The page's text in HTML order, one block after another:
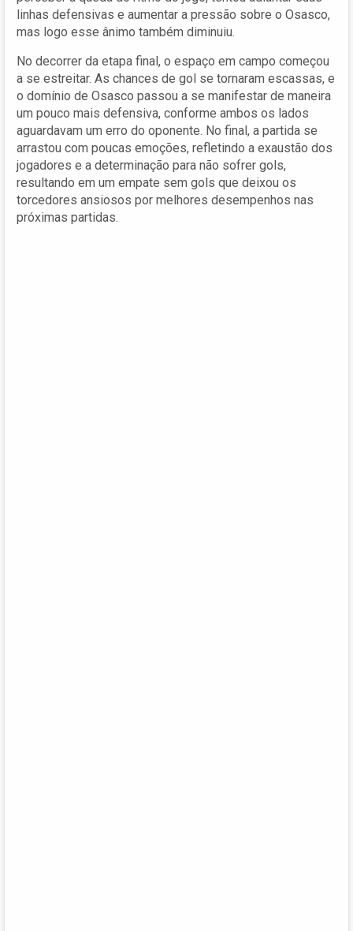
linhas defensivas e aumentar a pressão sobre o Osasco,
mas logo esse ânimo também diminuiu.
No decorrer da etapa final, o espaço em campo começou
a se estreitar. As chances de gol se tornaram escassas, e
o domínio de Osasco passou a se manifestar de maneira
um pouco mais defensiva, conforme ambos os lados
aguardavam um erro do oponente. No final, a partida se
arrastou com poucas emoções, refletindo a exaustão dos
jogadores e a determinação para não sofrer gols,
resultando em um empate sem gols que deixou os
torcedores ansiosos por melhores desempenhos nas
próximas partidas.